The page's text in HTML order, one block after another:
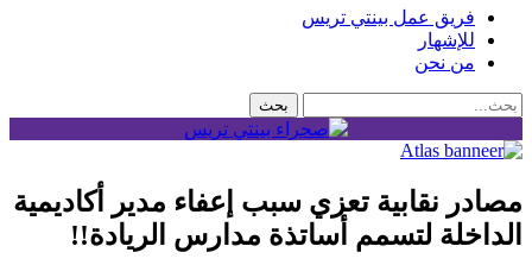
فريق عمل بينتي تريس
للإشهار
من نحن
مصادر نقابية تعزي سبب إعفاء مدير أكاديمية
الداخلة لتسمم أساتذة مدارس الريادة!!